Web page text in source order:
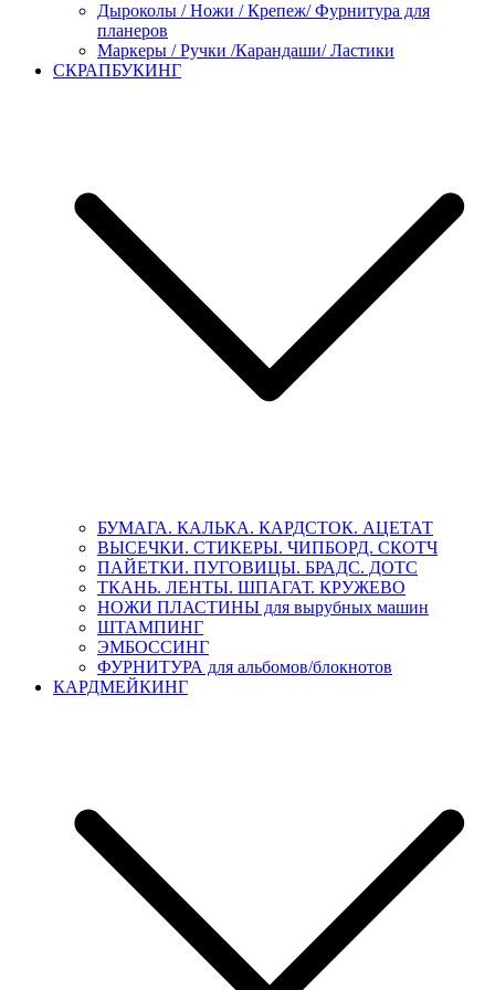
Дыроколы / Ножи / Крепеж/ Фурнитура для
планеров
Маркеры / Ручки /Карандаши/ Ластики
СКРАПБУКИНГ
БУМАГА. КАЛЬКА. КАРДСТОК. АЦЕТАТ
ВЫСЕЧКИ. СТИКЕРЫ. ЧИПБОРД. СКОТЧ
ПАЙЕТКИ. ПУГОВИЦЫ. БРАДС. ДОТС
ТКАНЬ. ЛЕНТЫ. ШПАГАТ. КРУЖЕВО
НОЖИ ПЛАСТИНЫ для вырубных машин
ШТАМПИНГ
ЭМБОССИНГ
ФУРНИТУРА для альбомов/блокнотов
КАРДМЕЙКИНГ